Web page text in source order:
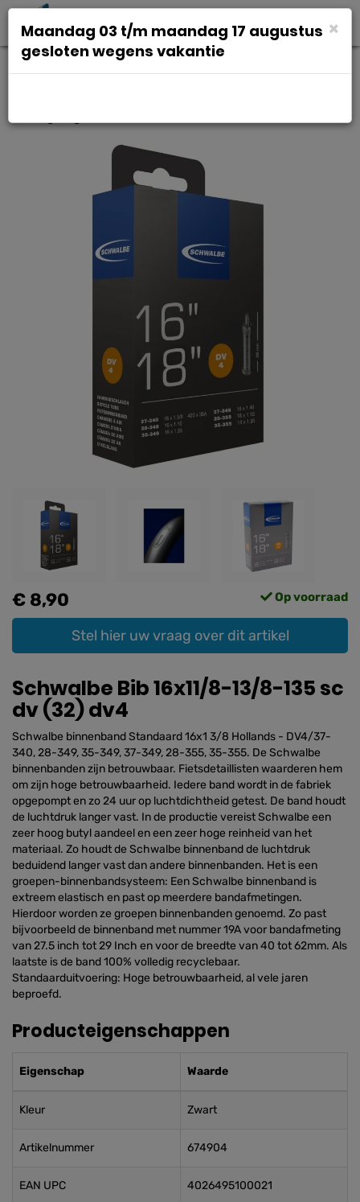
€ 8,90 Op voorraad
Stel hier uw vraag over dit artikel
Schwalbe Bib 16x11/8-13/8-135 sc
dv (32) dv4
Schwalbe binnenband Standaard 16x1 3/8 Hollands - DV4/37-
340, 28-349, 35-349, 37-349, 28-355, 35-355. De Schwalbe
binnenbanden zijn betrouwbaar. Fietsdetaillisten waarderen hem
om zijn hoge betrouwbaarheid. Iedere band wordt in de fabriek
opgepompt en zo 24 uur op luchtdichtheid getest. De band houdt
de luchtdruk langer vast. In de productie vereist Schwalbe een
zeer hoog butyl aandeel en een zeer hoge reinheid van het
materiaal. Zo houdt de Schwalbe binnenband de luchtdruk
beduidend langer vast dan andere binnenbanden. Het is een
groepen-binnenbandsysteem: Een Schwalbe binnenband is
extreem elastisch en past op meerdere bandafmetingen.
Hierdoor worden ze groepen binnenbanden genoemd. Zo past
bijvoorbeeld de binnenband met nummer 19A voor bandafmeting
van 27.5 inch tot 29 Inch en voor de breedte van 40 tot 62mm. Als
laatste is de band 100% volledig recyclebaar.
Standaarduitvoering: Hoge betrouwbaarheid, al vele jaren
beproefd.
Producteigenschappen
Eigenschap Waarde
Kleur Zwart
Artikelnummer 674904
EAN UPC 4026495100021
×
Maandag 03 t/m maandag 17 augustus
gesloten wegens vakantie